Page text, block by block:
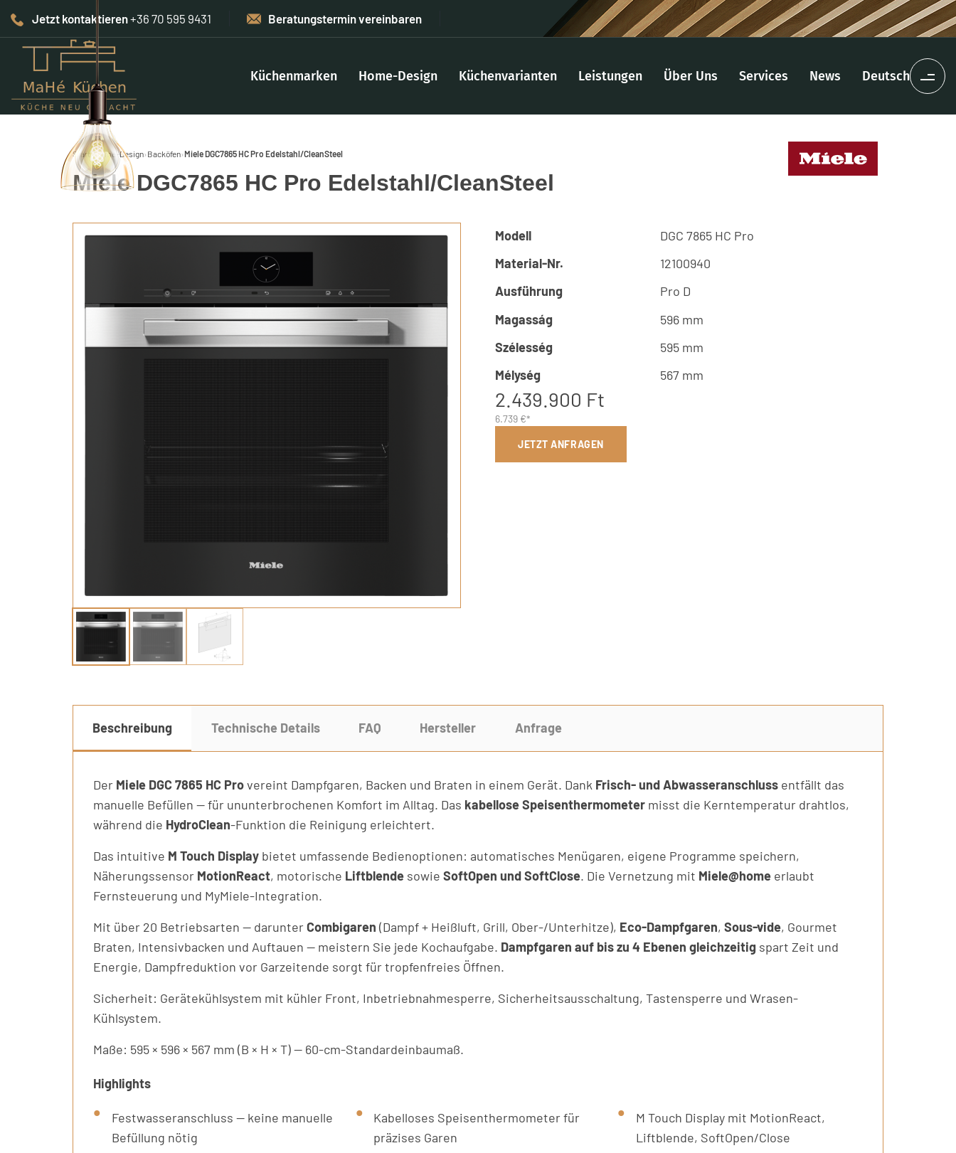
Jetzt kontaktieren+36 70 595 9431 Beratungstermin vereinbaren
Küchenmarken Home-Design Küchenvarianten Leistungen Über Uns Services News Deutsch
Start›Home-Design› Backöfen›Miele DGC7865 HC Pro Edelstahl/CleanSteel
Miele DGC7865 HC Pro Edelstahl/CleanSteel
Modell
DGC 7865 HC Pro
Material-Nr.
12100940
Ausführung
Pro D
Magasság
596 mm
Szélesség
595 mm
Mélység
567 mm
2.439.900 Ft
6.739 €*
JETZT ANFRAGEN
Beschreibung Technische Details FAQ Hersteller Anfrage
Der Miele DGC 7865 HC Provereint Dampfgaren, Backen und Braten in einem Gerät. Dank Frisch- und Abwasseranschluss entfällt das
manuelle Befüllen — für ununterbrochenen Komfort im Alltag. Das kabellose Speisenthermometer misst die Kerntemperatur drahtlos,
während die HydroClean-Funktion die Reinigung erleichtert.
Das intuitive M Touch Display bietet umfassende Bedienoptionen: automatisches Menügaren, eigene Programme speichern,
Näherungssensor MotionReact, motorische Liftblende sowie SoftOpen und SoftClose. Die Vernetzung mit Miele@home erlaubt
Fernsteuerung und MyMiele-Integration.
Mit über 20 Betriebsarten — darunterCombigaren (Dampf + Heißluft, Grill, Ober-/Unterhitze), Eco-Dampfgaren, Sous-vide, Gourmet
Braten, Intensivbacken und Auftauen — meistern Sie jede Kochaufgabe. Dampfgaren auf bis zu 4 Ebenen gleichzeitig spart Zeit und
Energie, Dampfreduktion vor Garzeitende sorgt für tropfenfreies Öffnen.
Sicherheit: Gerätekühlsystem mit kühler Front, Inbetriebnahmesperre, Sicherheitsausschaltung, Tastensperre und Wrasen-
Kühlsystem.
Maße: 595 × 596 × 567 mm (B × H × T) — 60-cm-Standardeinbaumaß.
Highlights
Festwasseranschluss — keine manuelle
Befüllung nötig
Kabelloses Speisenthermometer für
präzises Garen
M Touch Display mit MotionReact,
Liftblende, SoftOpen/Close